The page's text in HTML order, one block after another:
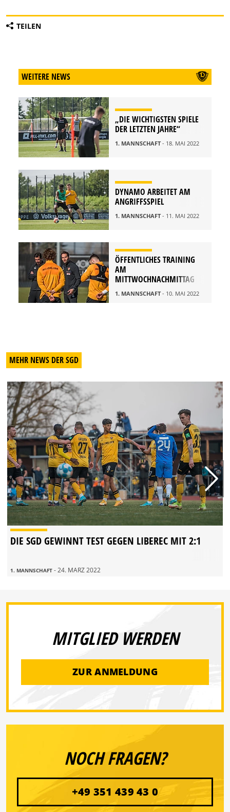
TEILEN
WEITERE NEWS
„DIE WICHTIGSTEN SPIELE
DER LETZTEN JAHRE“
1. MANNSCHAFT- 18. MAI 2022
DYNAMO ARBEITET AM
ANGRIFFSSPIEL
1. MANNSCHAFT- 11. MAI 2022
ÖFFENTLICHES TRAINING
AM
MITTWOCHNACHMITTAG
1. MANNSCHAFT- 10. MAI 2022
MEHR NEWS DER SGD
DIE SGD GEWINNT TEST GEGEN LIBEREC MIT 2:1
1. MANNSCHAFT - 24. MÄRZ 2022
MITGLIED WERDEN
ZUR ANMELDUNG
NOCH FRAGEN?
+49 351 439 43 0